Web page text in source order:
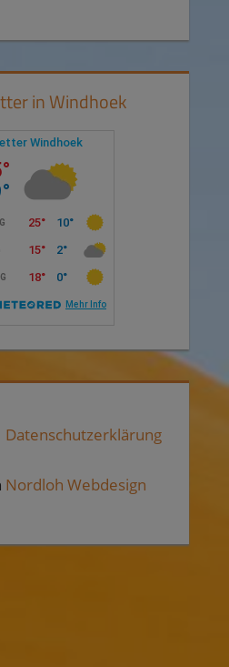
in Windhoek
Datenschutzerklärung
Nordloh Webdesign